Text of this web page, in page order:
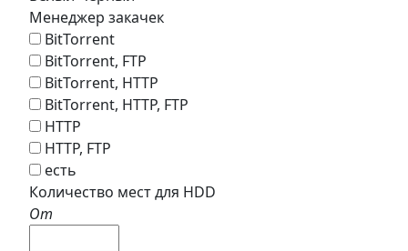
Менеджер закачек
BitTorrent
BitTorrent, FTP
BitTorrent, HTTP
BitTorrent, HTTP, FTP
HTTP
HTTP, FTP
есть
Количество мест для HDD
От